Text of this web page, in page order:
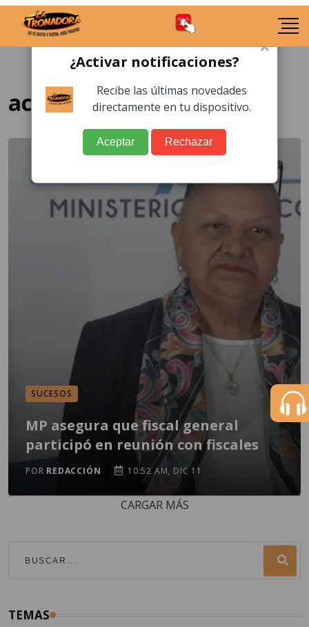
actores corruptos
SUCESOS
MP asegura que fiscal general
participó en reunión con fiscales
POR REDACCIÓN 10:52 AM, DIC 11
CARGAR MÁS
TEMAS
×
¿Activar notificaciones?
Recibe las últimas novedades
directamente en tu dispositivo.
Aceptar Rechazar